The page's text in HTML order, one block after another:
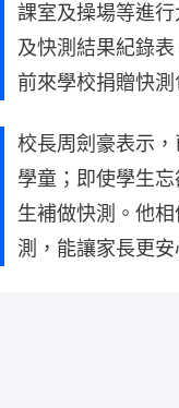
課室及操場等進
及快測結果紀錄
前來學校捐贈快測
校長周劍豪表示
學童；即使學生
生補做快測。他
測，能讓家長更